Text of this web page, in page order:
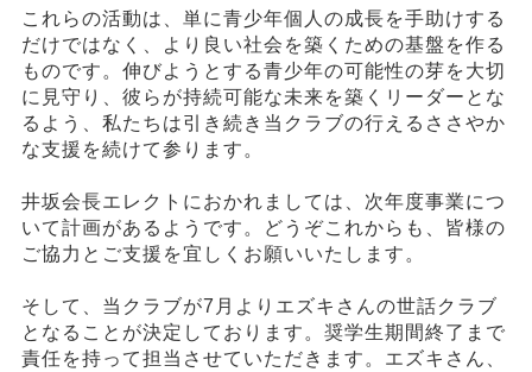
これらの活動は、単に青少年個人の成長を手助けする
だけではなく、より良い社会を築くための基盤を作る
ものです。伸びようとする青少年の可能性の芽を大切
に見守り、彼らが持続可能な未来を築くリーダーとな
るよう、私たちは引き続き当クラブの行えるささやか
な支援を続けて参ります。
井坂会長エレクトにおかれましては、次年度事業につ
いて計画があるようです。どうぞこれからも、皆様の
ご協力とご支援を宜しくお願いいたします。
そして、当クラブが7月よりエズキさんの世話クラブ
となることが決定しております。奨学生期間終了まで
責任を持って担当させていただきます。エズキさん、